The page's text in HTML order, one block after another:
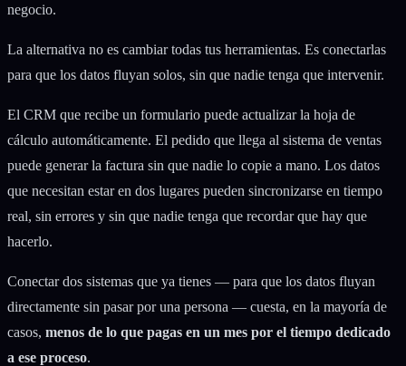
negocio.
La alternativa no es cambiar todas tus herramientas. Es conectarlas
para que los datos fluyan solos, sin que nadie tenga que intervenir.
El CRM que recibe un formulario puede actualizar la hoja de
cálculo automáticamente. El pedido que llega al sistema de ventas
puede generar la factura sin que nadie lo copie a mano. Los datos
que necesitan estar en dos lugares pueden sincronizarse en tiempo
real, sin errores y sin que nadie tenga que recordar que hay que
hacerlo.
Conectar dos sistemas que ya tienes — para que los datos fluyan
directamente sin pasar por una persona — cuesta, en la mayoría de
casos, menos de lo que pagas en un mes por el tiempo dedicado
a ese proceso.